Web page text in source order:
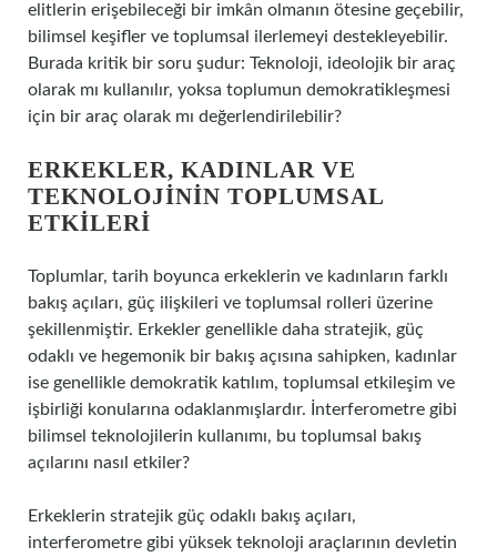
elitlerin erişebileceği bir imkân olmanın ötesine geçebilir,
bilimsel keşifler ve toplumsal ilerlemeyi destekleyebilir.
Burada kritik bir soru şudur: Teknoloji, ideolojik bir araç
olarak mı kullanılır, yoksa toplumun demokratikleşmesi
için bir araç olarak mı değerlendirilebilir?
ERKEKLER, KADINLAR VE
TEKNOLOJININ TOPLUMSAL
ETKILERI
Toplumlar, tarih boyunca erkeklerin ve kadınların farklı
bakış açıları, güç ilişkileri ve toplumsal rolleri üzerine
şekillenmiştir. Erkekler genellikle daha stratejik, güç
odaklı ve hegemonik bir bakış açısına sahipken, kadınlar
ise genellikle demokratik katılım, toplumsal etkileşim ve
işbirliği konularına odaklanmışlardır. İnterferometre gibi
bilimsel teknolojilerin kullanımı, bu toplumsal bakış
açılarını nasıl etkiler?
Erkeklerin stratejik güç odaklı bakış açıları,
interferometre gibi yüksek teknoloji araçlarının devletin